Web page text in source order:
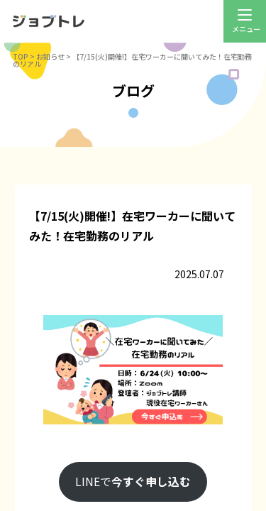
TOP > お知らせ> 【7/15(火)開催!】在宅ワーカーに聞いてみた！在宅勤務
のリアル
ブログ
【7/15(火)開催!】在宅ワーカーに聞いて
みた！在宅勤務のリアル
2025.07.07
LINEで今すぐ申し込む